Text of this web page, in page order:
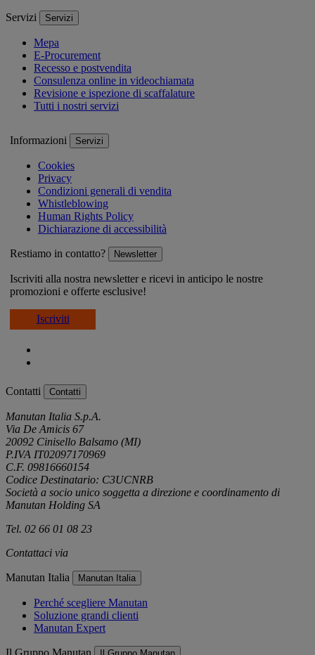
Servizi Servizi
Mepa
E-Procurement
Recesso e postvendita
Consulenza online in videochiamata
Revisione e ispezione di scaffalature
Tutti i nostri servizi
Informazioni Servizi
Cookies
Privacy
Condizioni generali di vendita
Whistleblowing
Human Rights Policy
Dichiarazione di accessibilità
Restiamo in contatto? Newsletter
Iscriviti alla nostra newsletter e ricevi in anticipo le nostre
promozioni e offerte esclusive!
Iscriviti
Contatti Contatti
Manutan Italia S.p.A.
Via De Amicis 67
20092 Cinisello Balsamo (MI)
P.IVA IT02097170969
C.F. 09816660154
Codice Destinatario: C3UCNRB
Società a socio unico soggetta a direzione e coordinamento di
Manutan Holding SA
Tel. 02 66 01 08 23
Contattaci via
Manutan Italia Manutan Italia
Perché scegliere Manutan
Soluzione grandi clienti
Manutan Expert